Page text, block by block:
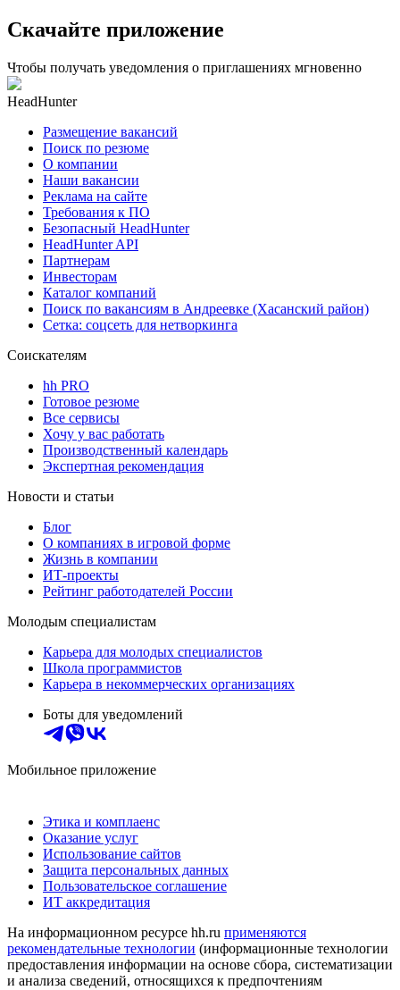
Скачайте приложение
Чтобы получать уведомления о приглашениях мгновенно
HeadHunter
Размещение вакансий
Поиск по резюме
О компании
Наши вакансии
Реклама на сайте
Требования к ПО
Безопасный HeadHunter
HeadHunter API
Партнерам
Инвесторам
Каталог компаний
Поиск по вакансиям в Андреевке (Хасанский район)
Сетка: соцсеть для нетворкинга
Соискателям
hh PRO
Готовое резюме
Все сервисы
Хочу у вас работать
Производственный календарь
Экспертная рекомендация
Новости и статьи
Блог
О компаниях в игровой форме
Жизнь в компании
ИТ-проекты
Рейтинг работодателей России
Молодым специалистам
Карьера для молодых специалистов
Школа программистов
Карьера в некоммерческих организациях
Боты для уведомлений
Мобильное приложение
Этика и комплаенс
Оказание услуг
Использование сайтов
Защита персональных данных
Пользовательское соглашение
ИТ аккредитация
На информационном ресурсе hh.ru применяются
рекомендательные технологии (информационные технологии
предоставления информации на основе сбора, систематизации
и анализа сведений, относящихся к предпочтениям